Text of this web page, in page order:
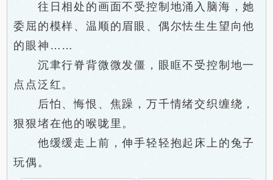
往日相处的画面不受控制地涌入脑海，她
委屈的模样、温顺的眉眼、偶尔怯生生望向他
的眼神……
沉聿行脊背微微发僵，眼眶不受控制地一
点点泛红。
后怕、悔恨、焦躁，万千情绪交织缠绕，
狠狠堵在他的喉咙里。
他缓缓走上前，伸手轻轻抱起床上的兔子
玩偶。